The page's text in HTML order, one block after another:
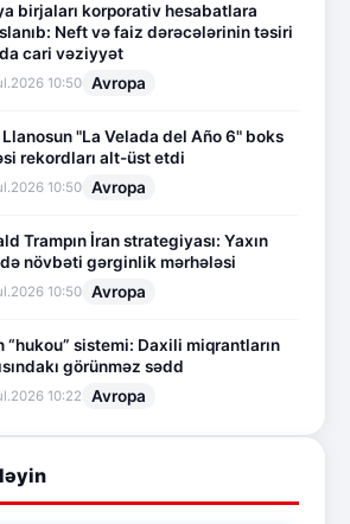
birjaları korporativ hesabatlara
Neft və faiz dərəcələrinin təsiri
cari vəziyyət
10:50 Avropa
"La Velada del Año 6" boks
rekordları alt-üst etdi
10:50 Avropa
Trampın İran strategiyası: Yaxın
növbəti gərginlik mərhələsi
10:50 Avropa
“hukou” sistemi: Daxili miqrantların
görünməz sədd
10:22 Avropa